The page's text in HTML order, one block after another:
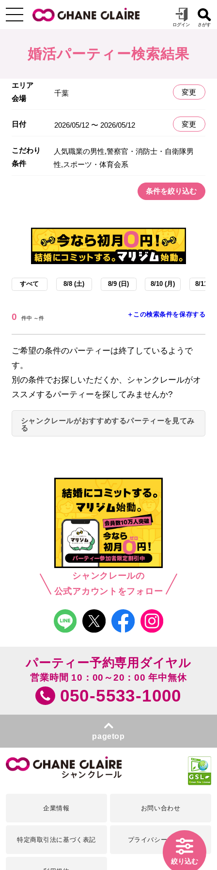
婚活パーティー検索結果
エリア
会場
千葉 変更
日付 2026/05/12 〜 2026/05/12 変更
こだわり
条件
人気職業の男性,警察官・消防士・自衛隊男
性,スポーツ・体育会系
条件を絞り込む
すべて 8/8 (土) 8/9 (日) 8/10 (月) 8/11 (
0 件中 ～件 ＋この検索条件を保存する
ご希望の条件のパーティーは終了しているようで
す。
別の条件でお探しいただくか、シャンクレールがオ
ススメするパーティーを探してみませんか?
シャンクレールがおすすめするパーティーを見てみ
る
シャンクレールの
公式アカウントをフォロー
絞り込む
パーティー予約専用ダイヤル
営業時間 10：00～20：00 年中無休
050-5533-1000
pagetop
企業情報 お問い合わせ
特定商取引法に基づく表記 プライバシーポリシー